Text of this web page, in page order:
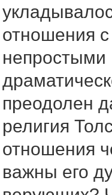
отношения
непростыми
преодолен
религия
отношения
важны его